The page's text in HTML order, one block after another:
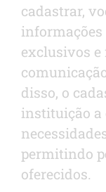
cadastrar,
informações
exclusivos e
disso, o
instituição a
permitindo
oferecidos.